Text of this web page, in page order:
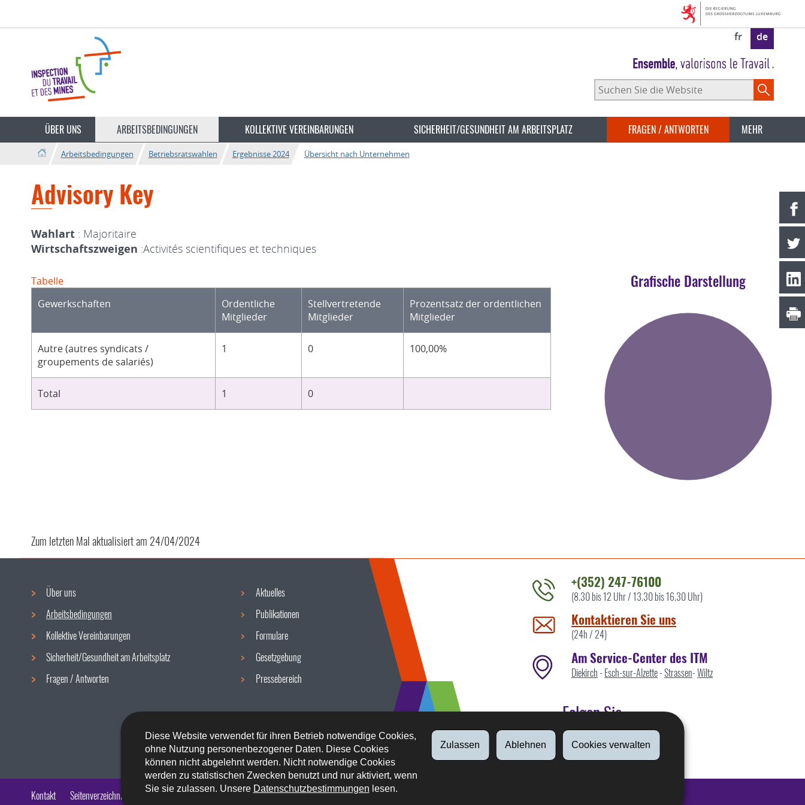
Diese Website verwendet für ihren Betrieb notwendige Cookies,
ohne Nutzung personenbezogener Daten. Diese Cookies
können nicht abgelehnt werden. Nicht notwendige Cookies
werden zu statistischen Zwecken benutzt und nur aktiviert, wenn
Sie sie zulassen. Unsere Datenschutzbestimmungen lesen.
Zulassen Ablehnen Cookies verwalten
wechseln
fr de
Suchen
Sie
Website
ÜBER UNS ARBEITSBEDINGUNGEN KOLLEKTIVE VEREINBARUNGEN SICHERHEIT/GESUNDHEIT AM ARBEITSPLATZ FRAGEN / ANTWORTEN MEHR
Arbeitsbedingungen Betriebsratswahlen Ergebnisse 2024 Übersicht nach Unternehmen
Advisory Key
Wahlart : Majoritaire
Wirtschaftszweigen :Activités scientifiques et techniques
Tabelle
Gewerkschaften
Ordentliche
Mitglieder
Stellvertretende
Mitglieder
Prozentsatz der ordentlichen
Mitglieder
Autre (autres syndicats /
groupements de salariés)
1 0 100,00%
Total 1 0
Grafische Darstellung
Zum letzten Mal aktualisiert am 24/04/2024
Navigationsmenü
Über uns
Arbeitsbedingungen
Kollektive Vereinbarungen
Sicherheit/Gesundheit am Arbeitsplatz
Fragen / Antworten
Aktuelles
Publikationen
Formulare
Gesetzgebung
Pressebereich
Kontaktieren
Sie
uns
+(352) 247-76100
(8.30 bis 12 Uhr / 13.30 bis 16.30 Uhr)
Kontaktieren Sie uns
(24h / 24)
Am Service-Center des ITM
Diekirch- Esch-sur-Alzette-Strassen-Wiltz
Folgen Sie
Linkedin
Kontakt Seitenverzeichnis Impressum Barrierefreiheit Rechtliche Aspekte Datenschutz